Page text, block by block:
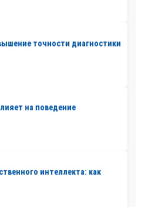
точности диагностики
на поведение
интеллекта: как